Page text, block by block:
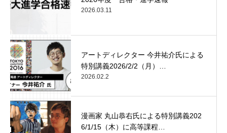
2026.03.11
アートディレクター 今井祐介氏による
特別講義2026/2/2（月）…
2026.02.2
漫画家 丸山恭右氏による特別講義202
6/1/15（木）に高等課程…